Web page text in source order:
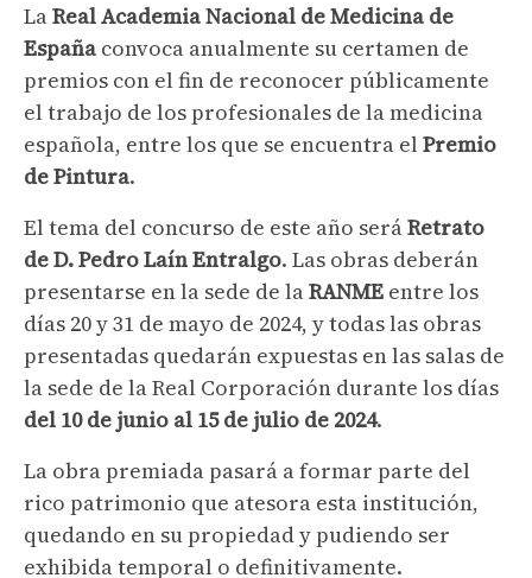
LaReal Academia Nacional de Medicina de
España convoca anualmente su certamen de
premios con el fin de reconocer públicamente
el trabajo de los profesionales de la medicina
española, entre los que se encuentra el Premio
de Pintura.
El tema del concurso de este año seráRetrato
de D. Pedro Laín Entralgo. Las obras deberán
presentarse en la sede de laRANME entre los
días 20 y 31 de mayo de 2024, y todas las obras
presentadas quedarán expuestas en las salas de
la sede de la Real Corporación durante los días
del 10 de junio al 15 de julio de 2024.
La obra premiada pasará a formar parte del
rico patrimonio que atesora esta institución,
quedando en su propiedad y pudiendo ser
exhibida temporal o definitivamente.